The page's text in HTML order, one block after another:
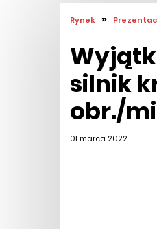
Rynek »
silnik
obr./
01 marca 2022